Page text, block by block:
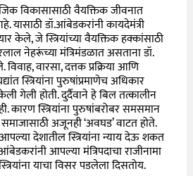
विकासासाठी वैयक्तिक जीवनात
डॉ.आंबेडकरांनी कायदेमंत्री
केले, जे स्त्रियांच्या वैयक्तिक हक्कांसाठी
नेहरूंच्या मंत्रिमंडळात असताना डॉ.
वारसा, दत्तक प्रक्रिया आणि
स्त्रियांना पुरुषांप्रमाणेच अधिकार
गेली होती. दुर्दैवाने हे बिल तत्कालीन
कारण स्त्रियांना पुरुषांबरोबर समसमान
अजूनही ‘अवघड’ वाटत होते.
देशातील स्त्रियांना न्याय देऊ शकत
आपल्या मंत्रिपदाचा राजीनामा
याचा विसर पडलेला दिसतोय.